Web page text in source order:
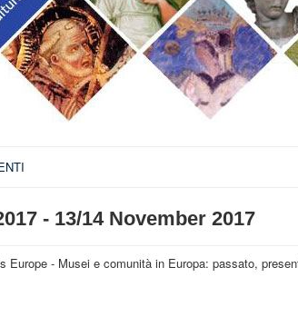
- 13/14 November 2017
- Musei e comunità in Europa: passato,